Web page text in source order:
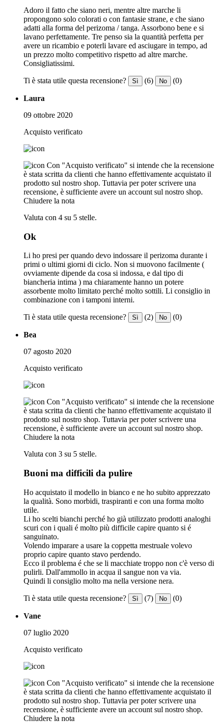
Adoro il fatto che siano neri, mentre altre marche li
propongono solo colorati o con fantasie strane, e che siano
adatti alla forma del perizoma / tanga. Assorbono bene e si
lavano perfettamente. Tre penso sia la quantità perfetta per
avere un ricambio e poterli lavare ed asciugare in tempo, ad
un prezzo molto competitivo rispetto ad altre marche.
Consigliatissimi.
Ti è stata utile questa recensione? Sì (6) No (0)
Laura
09 ottobre 2020
Acquisto verificato
Con "Acquisto verificato" si intende che la recensione
è stata scritta da clienti che hanno effettivamente acquistato il
prodotto sul nostro shop. Tuttavia per poter scrivere una
recensione, è sufficiente avere un account sul nostro shop.
Chiudere la nota
Valuta con 4 su 5 stelle.
Ok
Li ho presi per quando devo indossare il perizoma durante i
primi o ultimi giorni di ciclo. Non si muovono facilmente (
ovviamente dipende da cosa si indossa, e dal tipo di
biancheria intima ) ma chiaramente hanno un potere
assorbente molto limitato perché molto sottili. Li consiglio in
combinazione con i tamponi interni.
Ti è stata utile questa recensione? Sì (2) No (0)
Bea
07 agosto 2020
Acquisto verificato
Con "Acquisto verificato" si intende che la recensione
è stata scritta da clienti che hanno effettivamente acquistato il
prodotto sul nostro shop. Tuttavia per poter scrivere una
recensione, è sufficiente avere un account sul nostro shop.
Chiudere la nota
Valuta con 3 su 5 stelle.
Buoni ma difficili da pulire
Ho acquistato il modello in bianco e ne ho subito apprezzato
la qualità. Sono morbidi, traspiranti e con una forma molto
utile.
Li ho scelti bianchi perché ho già utilizzato prodotti analoghi
scuri con i quali é molto più difficile capire quanto si é
sanguinato.
Volendo imparare a usare la coppetta mestruale volevo
proprio capire quanto stavo perdendo.
Ecco il problema é che se li macchiate troppo non c'è verso di
pulirli. Dall'ammollo in acqua il sangue non va via.
Quindi li consiglio molto ma nella versione nera.
Ti è stata utile questa recensione? Sì (7) No (0)
Vane
07 luglio 2020
Acquisto verificato
Con "Acquisto verificato" si intende che la recensione
è stata scritta da clienti che hanno effettivamente acquistato il
prodotto sul nostro shop. Tuttavia per poter scrivere una
recensione, è sufficiente avere un account sul nostro shop.
Chiudere la nota